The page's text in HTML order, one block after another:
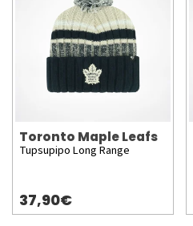
Toronto Maple Leafs
Tupsupipo Long Range
37,90€